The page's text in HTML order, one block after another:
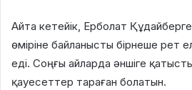
Айта кетейік, Ерболат
өміріне байланысты бірнеше рет
еді. Соңғы айларда әншіге
қауесеттер тараған болатын.